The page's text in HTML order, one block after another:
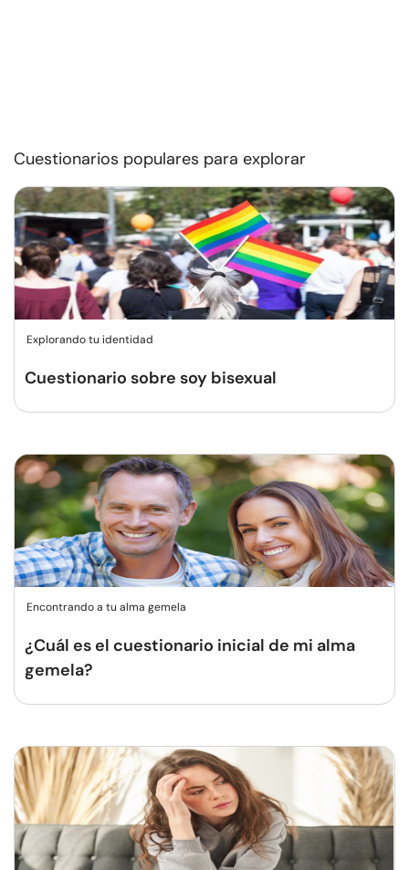
Cuestionarios populares para explorar
Explorando tu identidad
Cuestionario sobre soy bisexual
Encontrando a tu alma gemela
¿Cuál es el cuestionario inicial de mi alma
gemela?